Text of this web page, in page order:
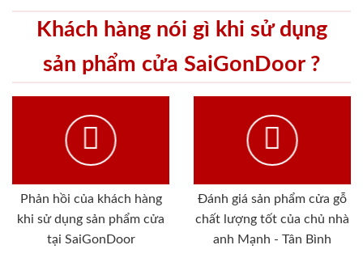
Khách hàng nói gì khi sử dụng
sản phẩm cửa SaiGonDoor ?
Phản hồi của khách hàng
khi sử dụng sản phẩm cửa
tại SaiGonDoor
Đánh giá sản phẩm cửa gỗ
chất lượng tốt của chủ nhà
anh Mạnh - Tân Bình